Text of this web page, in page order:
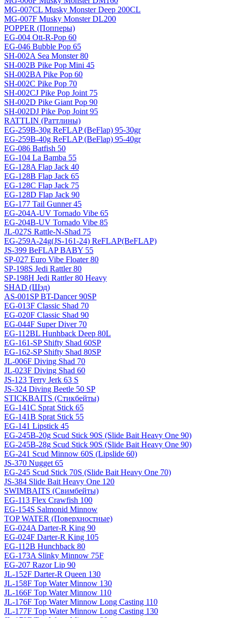
MG-007CL Musky Monster Deep 200CL
MG-007F Musky Monster DL200
POPPER (Попперы)
EG-004 Ott-R-Pop 60
EG-046 Bubble Pop 65
SH-002A Sea Monster 80
SH-002B Pike Pop Mini 45
SH-002BA Pike Pop 60
SH-002C Pike Pop 70
SH-002CJ Pike Pop Joint 75
SH-002D Pike Giant Pop 90
SH-002DJ Pike Pop Joint 95
RATTLIN (Раттлины)
EG-259B-30g ReFLAP (BeFlap) 95-30gr
EG-259B-40g ReFLAP (BeFlap) 95-40gr
EG-086 Batfish 50
EG-104 La Bamba 55
EG-128A Flap Jack 40
EG-128B Flap Jack 65
EG-128C Flap Jack 75
EG-128D Flap Jack 90
EG-177 Tail Gunner 45
EG-204A-UV Tornado Vibe 65
EG-204B-UV Tornado Vibe 85
JL-027S Rattle-N-Shad 75
EG-259A-24g(JS-161-24) ReFLAP(BeFLAP)
JS-399 BeFLAP BABY 55
SP-027 Euro Vibe Floater 80
SP-198S Jedi Rattler 80
SP-198H Jedi Rattler 80 Heavy
SHAD (Шэд)
AS-001SP BT-Dancer 90SP
EG-013F Classic Shad 70
EG-020F Classic Shad 90
EG-044F Super Diver 70
EG-112BL Hunhback Deep 80L
EG-161-SP Shifty Shad 60SP
EG-162-SP Shifty Shad 80SP
JL-006F Diving Shad 70
JL-023F Diving Shad 60
JS-123 Terry Jerk 63 S
JS-324 Diving Beetle 50 SP
STICKBAITS (Стикбейты)
EG-141C Sprat Stick 65
EG-141B Sprat Stick 55
EG-141 Lipstick 45
EG-245B-20g Scud Stick 90S (Slide Bait Heavy One 90)
EG-245B-28g Scud Stick 90S (Slide Bait Heavy One 90)
EG-241 Scud Minnow 60S (Lipslide 60)
JS-370 Nugget 65
EG-245 Scud Stick 70S (Slide Bait Heavy One 70)
JS-384 Slide Bait Heavy One 120
SWIMBAITS (Свимбейты)
EG-113 Flex Crawfish 100
EG-154S Salmonid Minnow
TOP WATER (Поверхностные)
EG-024A Darter-R King 90
EG-024F Darter-R King 105
EG-112B Hunchback 80
EG-173A Slinky Minnow 75F
EG-207 Razor Lip 90
JL-152F Darter-R Queen 130
JL-158F Top Water Minnow 130
JL-166F Top Water Minnow 110
JL-176F Top Water Minnow Long Casting 110
JL-177F Top Water Minnow Long Casting 130